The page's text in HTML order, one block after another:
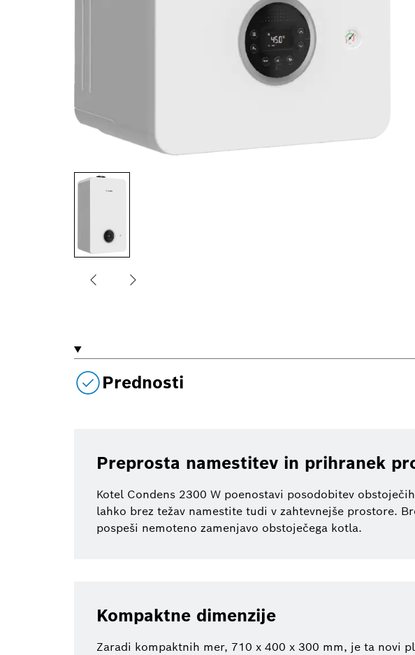
Prednosti
Preprosta namestitev in prihranek
Kotel Condens 2300 W poenostavi posodobitev
lahko brez težav namestite tudi v zahtevnejše prostore.
pospeši nemoteno zamenjavo obstoječega kotla.
Kompaktne dimenzije
Zaradi kompaktnih mer, 710 x 400 x 300 mm, je ta novi